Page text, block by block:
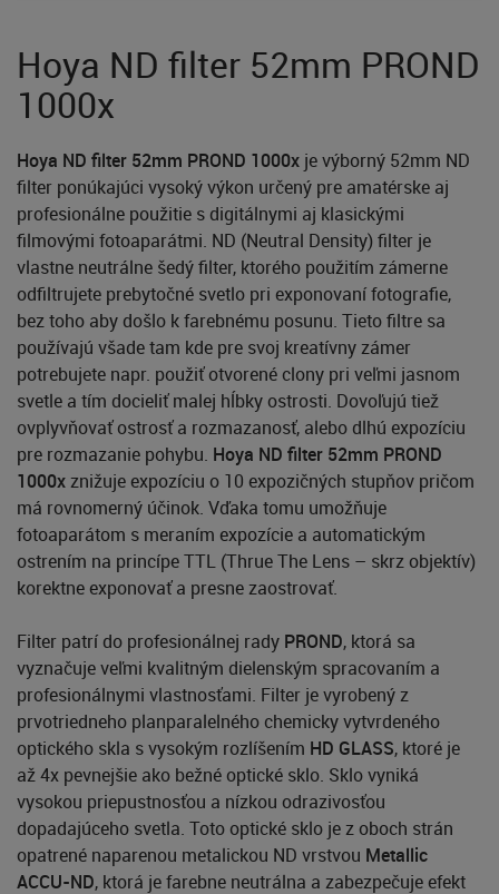
Hoya ND filter 52mm PROND
1000x
Hoya ND filter 52mm PROND 1000x je výborný 52mm ND
filter ponúkajúci vysoký výkon určený pre amatérske aj
profesionálne použitie s digitálnymi aj klasickými
filmovými fotoaparátmi. ND (Neutral Density) filter je
vlastne neutrálne šedý filter, ktorého použitím zámerne
odfiltrujete prebytočné svetlo pri exponovaní fotografie,
bez toho aby došlo k farebnému posunu. Tieto filtre sa
používajú všade tam kde pre svoj kreatívny zámer
potrebujete napr. použiť otvorené clony pri veľmi jasnom
svetle a tím docieliť malej hĺbky ostrosti. Dovoľujú tiež
ovplyvňovať ostrosť a rozmazanosť, alebo dlhú expozíciu
pre rozmazanie pohybu. Hoya ND filter 52mm PROND
1000xznižuje expozíciu o 10 expozičných stupňov pričom
má rovnomerný účinok. Vďaka tomu umožňuje
fotoaparátom s meraním expozície a automatickým
ostrením na princípe TTL (Thrue The Lens – skrz objektív)
korektne exponovať a presne zaostrovať.
Filter patrí do profesionálnej rady PROND, ktorá sa
vyznačuje veľmi kvalitným dielenským spracovaním a
profesionálnymi vlastnosťami. Filter je vyrobený z
prvotriedneho planparalelného chemicky vytvrdeného
optického skla s vysokým rozlíšením HD GLASS, ktoré je
až 4x pevnejšie ako bežné optické sklo. Sklo vyniká
vysokou priepustnosťou a nízkou odrazivosťou
dopadajúceho svetla. Toto optické sklo je z oboch strán
opatrené naparenou metalickou ND vrstvou Metallic
ACCU-ND, ktorá je farebne neutrálna a zabezpečuje efekt